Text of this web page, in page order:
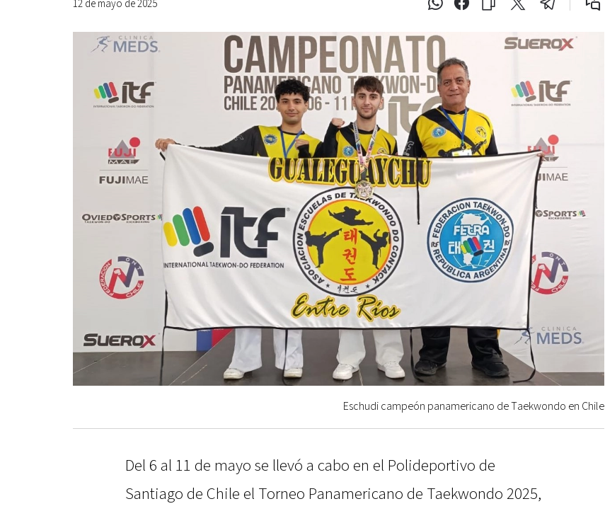
12 de mayo de 2025
Eschudi campeón panamericano de Taekwondo en Chile
Del 6 al 11 de mayo se llevó a cabo en el Polideportivo de
Santiago de Chile el Torneo Panamericano de Taekwondo 2025,